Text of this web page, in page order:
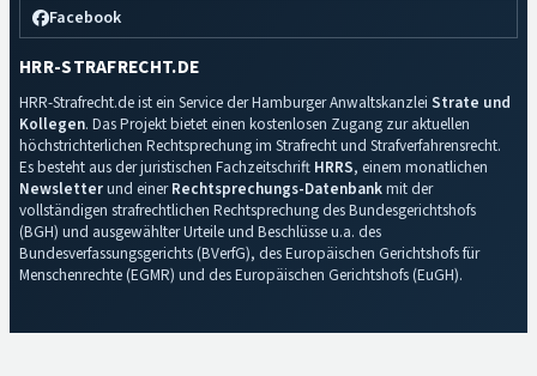
Facebook
HRR-STRAFRECHT.DE
HRR-Strafrecht.de ist ein Service der Hamburger Anwaltskanzlei Strate und
Kollegen. Das Projekt bietet einen kostenlosen Zugang zur aktuellen
höchstrichterlichen Rechtsprechung im Strafrecht und Strafverfahrensrecht.
Es besteht aus der juristischen Fachzeitschrift HRRS, einem monatlichen
Newsletterund einerRechtsprechungs-Datenbankmit der
vollständigen strafrechtlichen Rechtsprechung des Bundesgerichtshofs
(BGH) und ausgewählter Urteile und Beschlüsse u.a. des
Bundesverfassungsgerichts (BVerfG), des Europäischen Gerichtshofs für
Menschenrechte (EGMR) und des Europäischen Gerichtshofs (EuGH).